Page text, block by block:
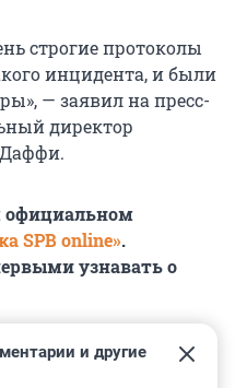
строгие протоколы
инцидента, и были
— заявил на пресс-
директор
официальном
SPB online».
узнавать о
и другие